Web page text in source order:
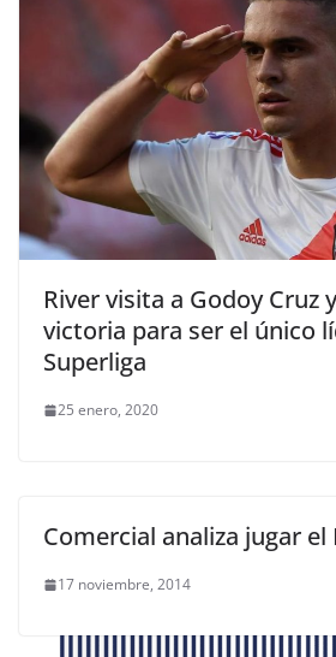
River visita a Godoy Cruz
victoria para ser el único
Superliga
25 enero, 2020
Comercial analiza jugar el
17 noviembre, 2014